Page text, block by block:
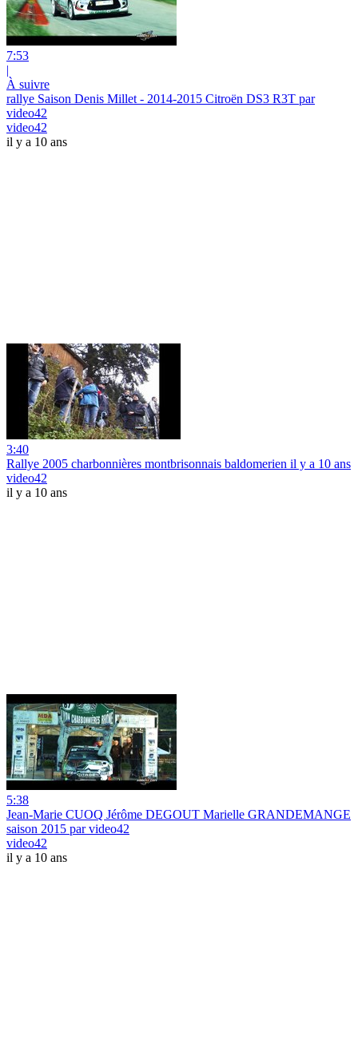
7:53
|
À suivre
rallye Saison Denis Millet - 2014-2015 Citroën DS3 R3T par
video42
video42
il y a 10 ans
3:40
Rallye 2005 charbonnières montbrisonnais baldomerien il y a 10 ans
video42
il y a 10 ans
5:38
Jean-Marie CUOQ Jérôme DEGOUT Marielle GRANDEMANGE
saison 2015 par video42
video42
il y a 10 ans